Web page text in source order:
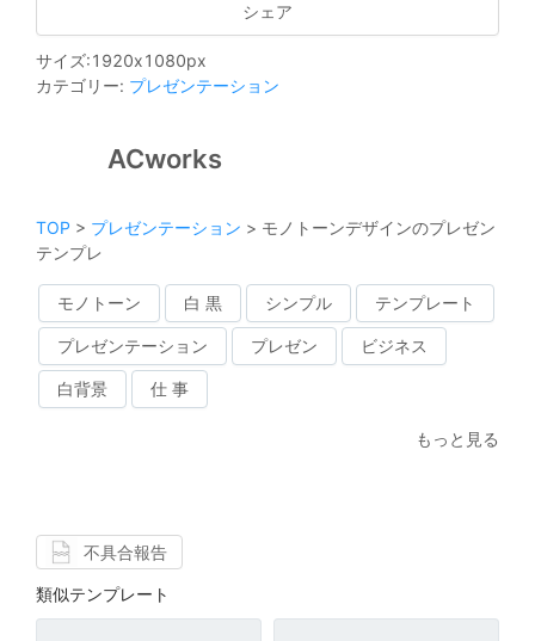
シェア
サイズ:1920x1080px
カテゴリー: プレゼンテーション
ACworks
TOP > プレゼンテーション > モノトーンデザインのプレゼン
テンプレ
モノトーン 白 黒 シンプル テンプレート
プレゼンテーション プレゼン ビジネス
白背景 仕 事
もっと見る
不具合報告
類似テンプレート